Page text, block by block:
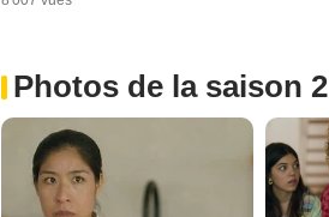
Photos de la saison 2